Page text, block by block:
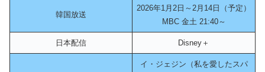
韓国放送
2026年1月2日～2月14日（予定）
MBC 金土 21:40～
日本配信 Disney＋
イ・ジェジン（私を愛したスパ